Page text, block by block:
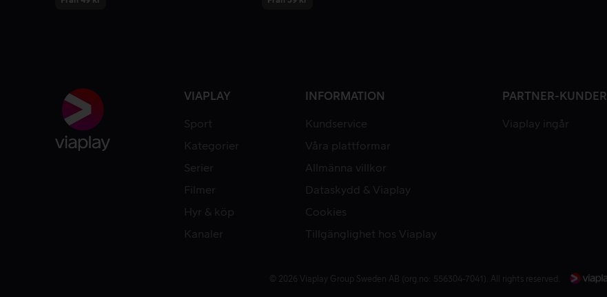
VIAPLAY
Sport
Kategorier
Serier
Filmer
Hyr & köp
Kanaler
INFORMATION
Kundservice
Våra plattformar
Allmänna villkor
Dataskydd & Viaplay
Cookies
Tillgänglighet hos Viaplay
PARTNER-KUNDER
Viaplay ingår
© 2026 Viaplay Group Sweden AB (org.no: 556304-7041). All rights reserved.